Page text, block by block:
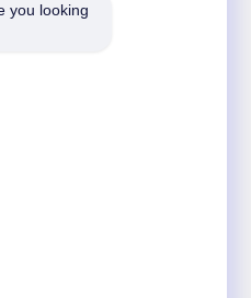
you looking